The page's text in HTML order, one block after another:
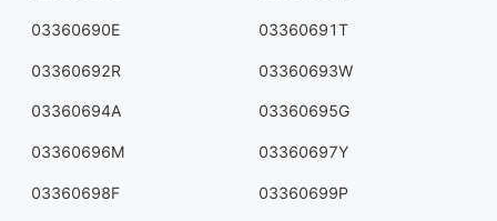
03360690E 03360691T
03360692R 03360693W
03360694A 03360695G
03360696M 03360697Y
03360698F 03360699P